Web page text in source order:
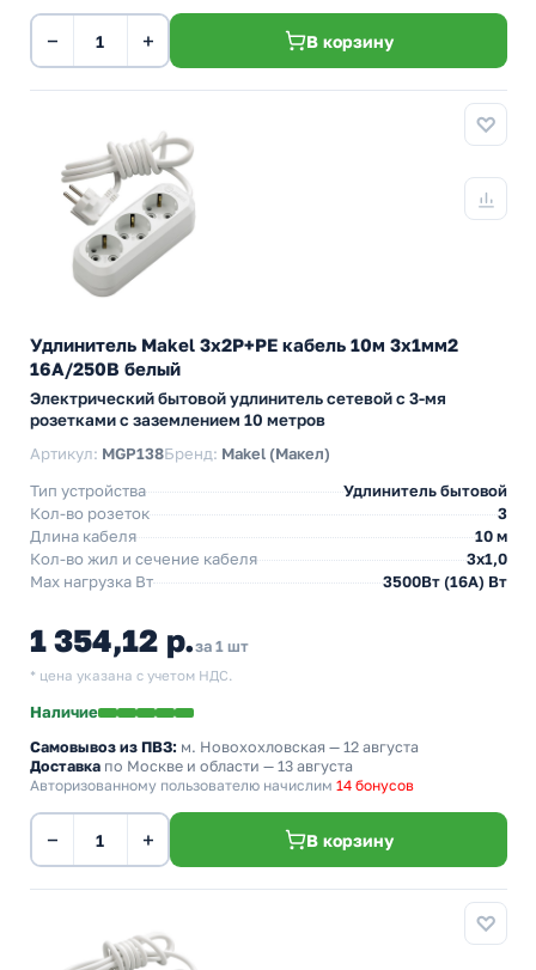
− + В корзину
Удлинитель Makel 3х2P+PE кабель 10м 3х1мм2
16А/250В белый
Электрический бытовой удлинитель сетевой с 3-мя
розетками с заземлением 10 метров
Артикул: MGP138Бренд: Makel (Макел)
Тип устройства
Удлинитель бытовой
Кол-во розеток
3
Длина кабеля
10 м
Кол-во жил и сечение кабеля
3х1,0
Max нагрузка Вт
3500Вт (16А) Вт
1 354,12 р.за 1 шт
* цена указана с учетом НДС.
Наличие
Самовывоз из ПВЗ: м. Новохохловская — 12 августа
Доставка по Москве и области — 13 августа
Авторизованному пользователю начислим 14 бонусов
− + В корзину